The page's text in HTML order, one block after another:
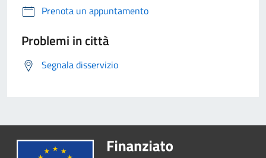
Prenota un appuntamento
Problemi in città
Segnala disservizio